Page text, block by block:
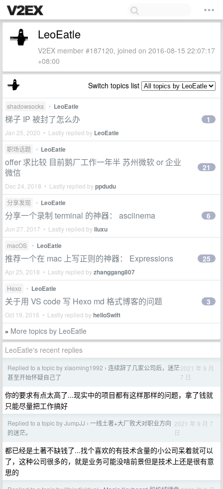
LeoEatle
V2EX member #187120, joined on 2016-08-15 22:07:17
+08:00
Switch topics list
shadowsocks • LeoEatle
梯子 IP 被封了怎么办
Jan 25, 2020 • Lastly replied by LeoEatle
1
职场话题 • LeoEatle
offer 求比较 目前鹅厂工作一年半 苏州微软 or 企业
微信
Dec 24, 2018 • Lastly replied byppdudu
21
分享发现 • LeoEatle
分享一个录制 terminal 的神器： asciinema
Jun 27, 2017 • Lastly replied byliuxu
6
macOS • LeoEatle
推荐一个在 mac 上写正则的神器： Expressions
Apr 25, 2018 • Lastly replied byzhanggang807
25
Hexo • LeoEatle
关于用 VS code 写 Hexo md 格式博客的问题
Oct 19, 2016 • Lastly replied byhelloSwift
3
» More topics by LeoEatle
LeoEatle's recent replies
Replied to a topic by xiaoming1992 › 连续辞了几家公司后，迷茫
甚至开始怀疑自己了
2021 年 9 月
7 日
你的要求有点太高了...现实中的项目都有这样那样的问题，拿了钱就
只能尽量把工作搞好
Replied to a topic by JumpJJ › 一线土著+大厂败犬对职业方向
的迷茫。
2021 年 9 月 7
日
都已经是土著不缺钱了...找个喜欢的有技术含量的小公司呆着就可以
了，这种公司很多的，就是业务可能没啥前景但是技术上还是很有意
思的